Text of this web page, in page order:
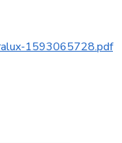
1593065728.pdf